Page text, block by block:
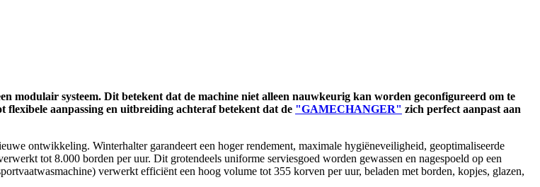
modulair systeem. Dit betekent dat de machine niet alleen nauwkeurig kan worden geconfigureerd om te
flexibele aanpassing en uitbreiding achteraf betekent dat de "GAMECHANGER" zich perfect aanpast aan
ontwikkeling. Winterhalter garandeert een hoger rendement, maximale hygiëneveiligheid, geoptimaliseerde
tot 8.000 borden per uur. Dit grotendeels uniforme serviesgoed worden gewassen en nagespoeld op een
verwerkt efficiënt een hoog volume tot 355 korven per uur, beladen met borden, kopjes, glazen,